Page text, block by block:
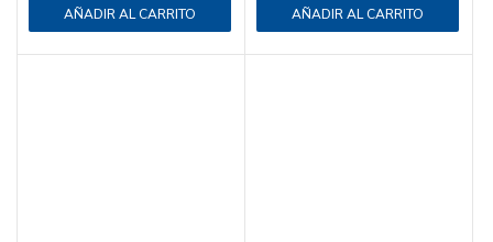
AÑADIR AL CARRITO AÑADIR AL CARRITO